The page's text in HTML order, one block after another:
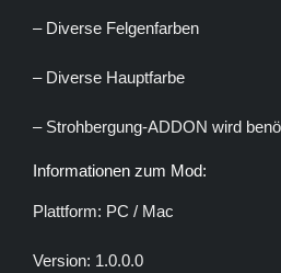
– Diverse Felgenfarben
– Diverse Hauptfarbe
– Strohbergung-ADDON wird
Informationen zum Mod:
Plattform: PC / Mac
Version: 1.0.0.0